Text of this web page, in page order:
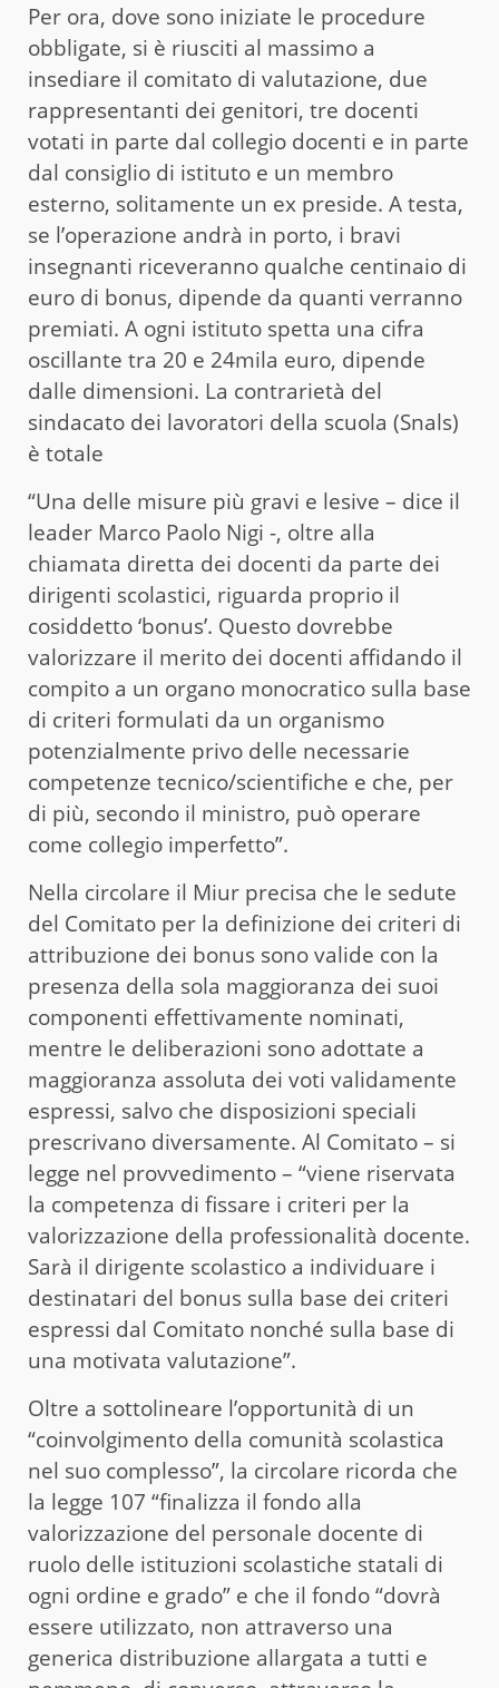
Per ora, dove sono iniziate le procedure
obbligate, si è riusciti al massimo a
insediare il comitato di valutazione, due
rappresentanti dei genitori, tre docenti
votati in parte dal collegio docenti e in parte
dal consiglio di istituto e un membro
esterno, solitamente un ex preside. A testa,
se l’operazione andrà in porto, i bravi
insegnanti riceveranno qualche centinaio di
euro di bonus, dipende da quanti verranno
premiati. A ogni istituto spetta una cifra
oscillante tra 20 e 24mila euro, dipende
dalle dimensioni. La contrarietà del
sindacato dei lavoratori della scuola (Snals)
è totale
“Una delle misure più gravi e lesive – dice il
leader Marco Paolo Nigi -, oltre alla
chiamata diretta dei docenti da parte dei
dirigenti scolastici, riguarda proprio il
cosiddetto ‘bonus’. Questo dovrebbe
valorizzare il merito dei docenti affidando il
compito a un organo monocratico sulla base
di criteri formulati da un organismo
potenzialmente privo delle necessarie
competenze tecnico/scientifiche e che, per
di più, secondo il ministro, può operare
come collegio imperfetto”.
Nella circolare il Miur precisa che le sedute
del Comitato per la definizione dei criteri di
attribuzione dei bonus sono valide con la
presenza della sola maggioranza dei suoi
componenti effettivamente nominati,
mentre le deliberazioni sono adottate a
maggioranza assoluta dei voti validamente
espressi, salvo che disposizioni speciali
prescrivano diversamente. Al Comitato – si
legge nel provvedimento – “viene riservata
la competenza di fissare i criteri per la
valorizzazione della professionalità docente.
Sarà il dirigente scolastico a individuare i
destinatari del bonus sulla base dei criteri
espressi dal Comitato nonché sulla base di
una motivata valutazione”.
Oltre a sottolineare l’opportunità di un
“coinvolgimento della comunità scolastica
nel suo complesso”, la circolare ricorda che
la legge 107 “finalizza il fondo alla
valorizzazione del personale docente di
ruolo delle istituzioni scolastiche statali di
ogni ordine e grado” e che il fondo “dovrà
essere utilizzato, non attraverso una
generica distribuzione allargata a tutti e